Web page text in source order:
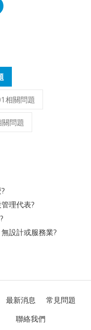
相關問題
問題
理代表?
設計或服務業?
最新消息
常見問題
聯絡我們